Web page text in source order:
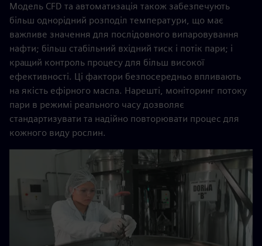
Модель CFD та автоматизація також забезпечують
більш однорідний розподіл температури, що має
важливе значення для послідовного випаровування
нафти; більш стабільний вхідний тиск і потік пари; і
кращий контроль процесу для більш високої
ефективності. Ці фактори безпосередньо впливають
на якість ефірного масла. Нарешті, моніторинг потоку
пари в режимі реального часу дозволяє
стандартизувати та надійно повторювати процес для
кожного виду рослин.